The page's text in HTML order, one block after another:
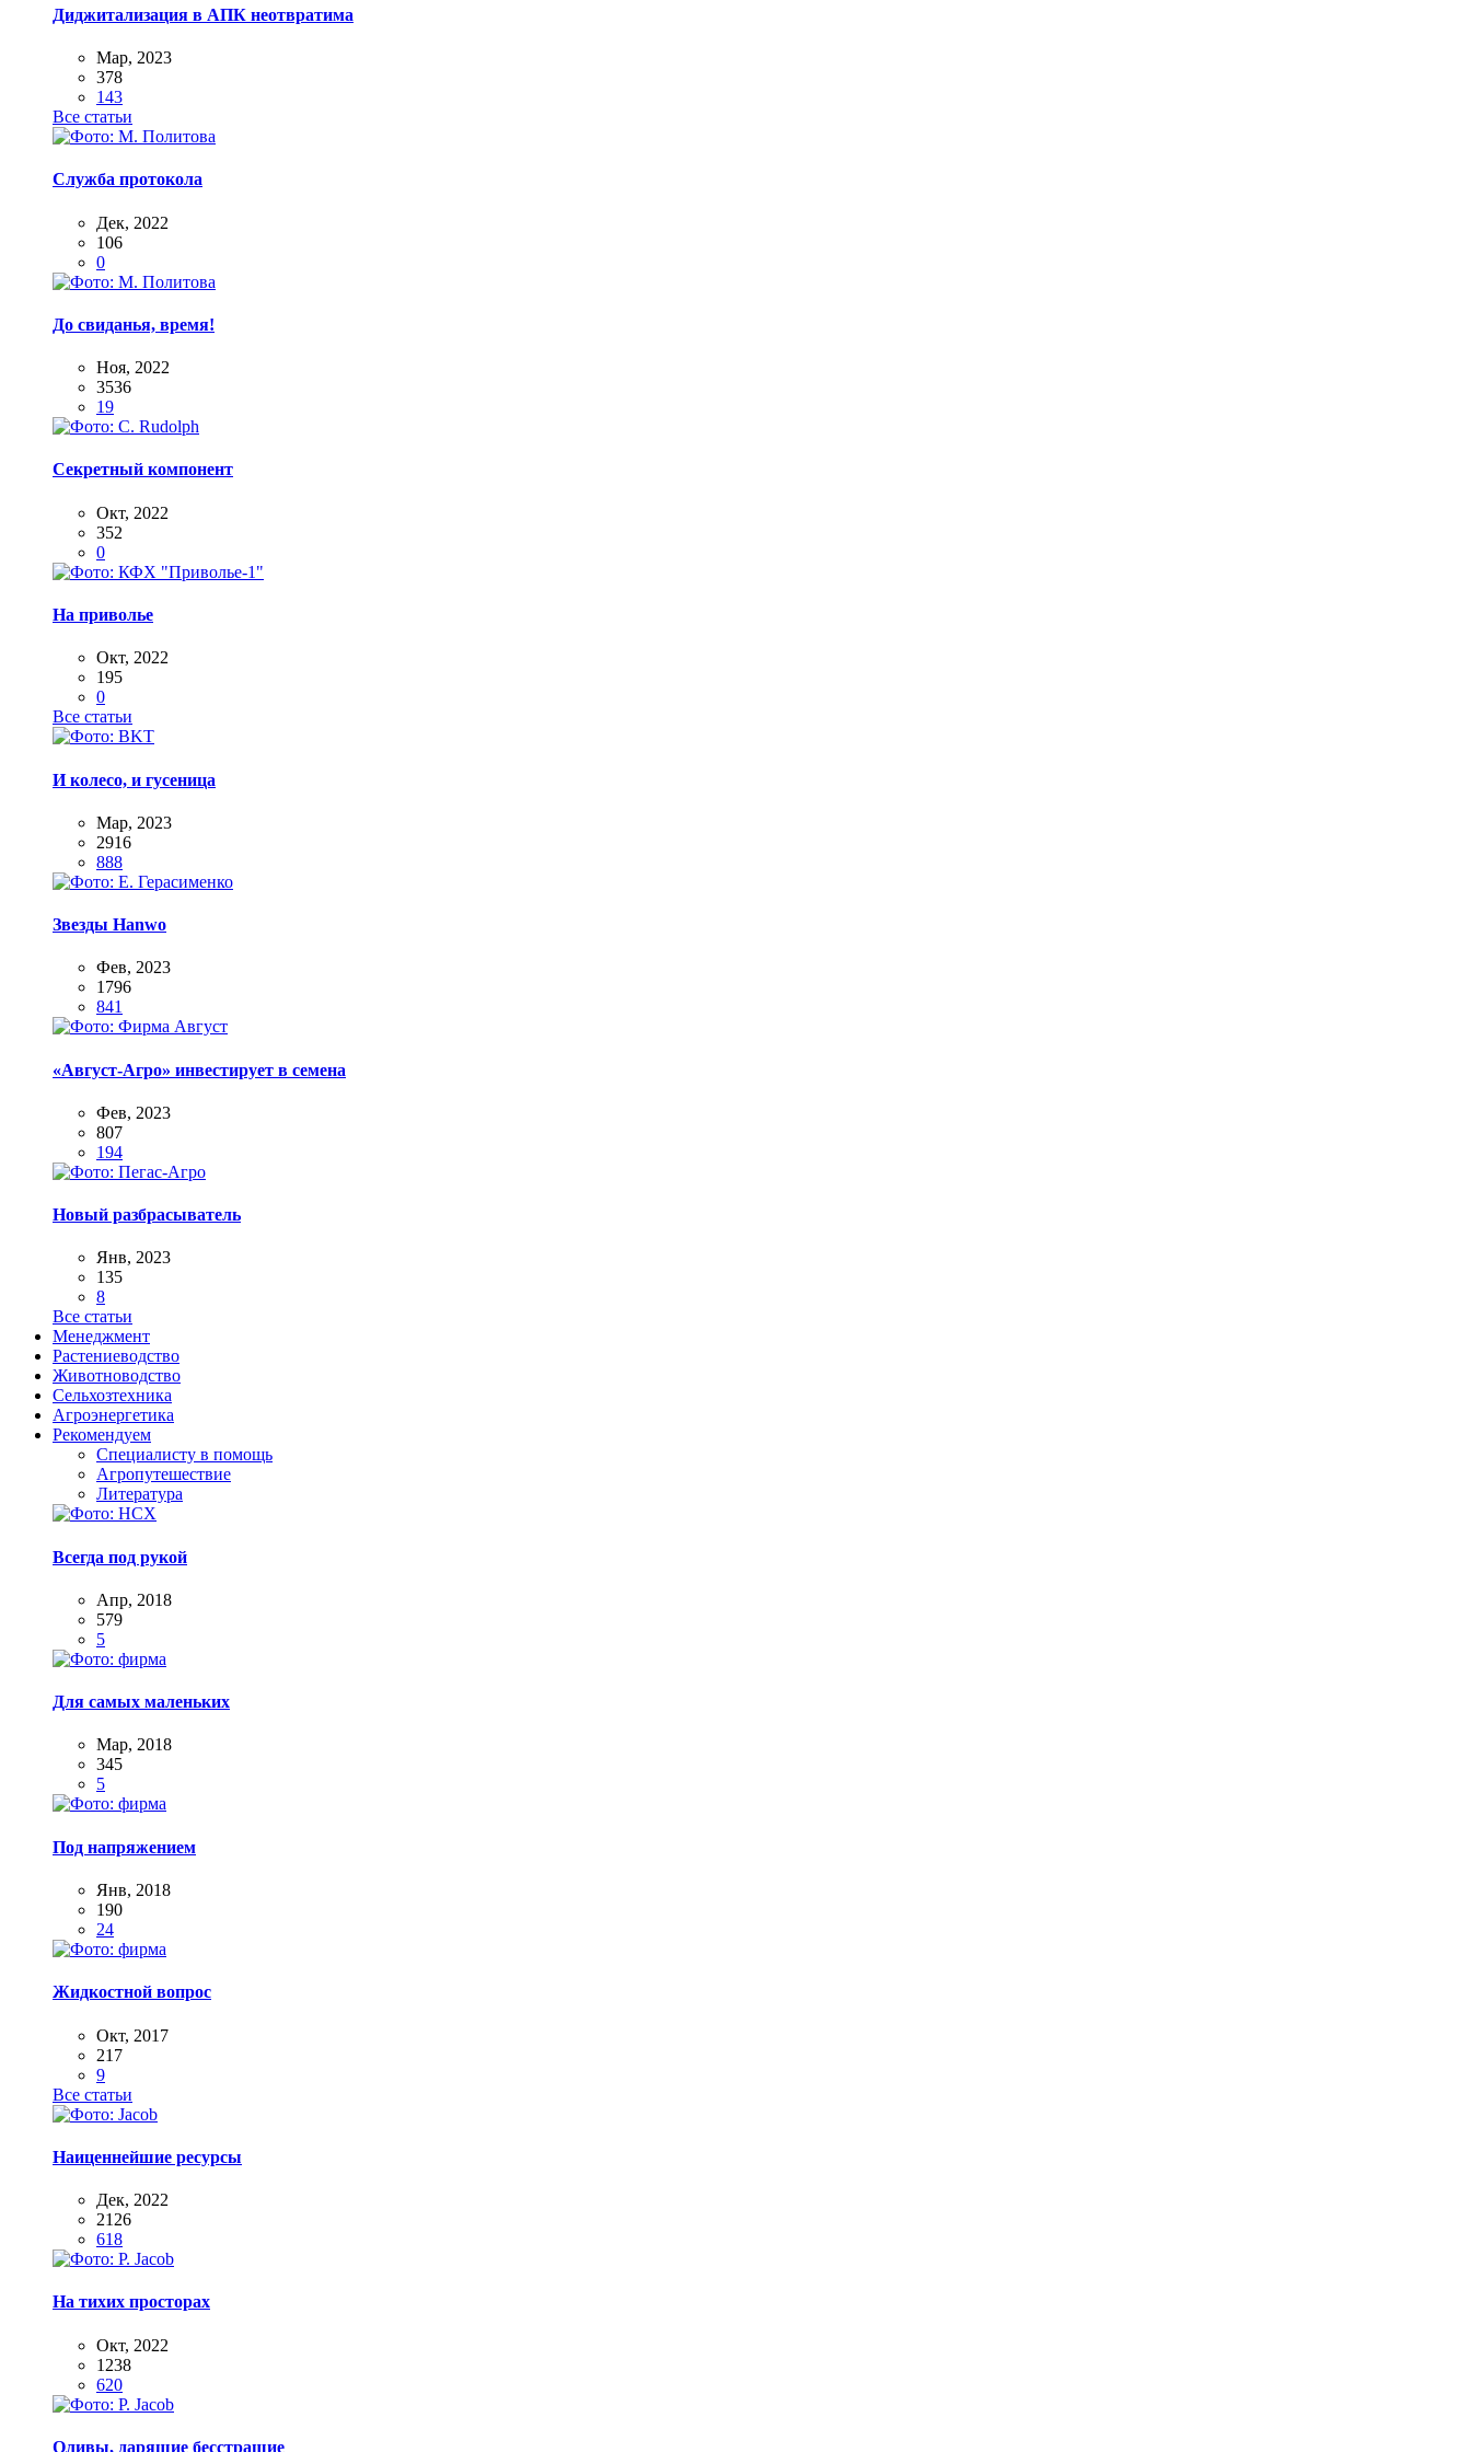
Диджитализация в АПК неотвратима
Мар, 2023
378
143
Все статьи
Служба протокола
Дек, 2022
106
0
До свиданья, время!
Ноя, 2022
3536
19
Секретный компонент
Окт, 2022
352
0
На приволье
Окт, 2022
195
0
Все статьи
И колесо, и гусеница
Мар, 2023
2916
888
Звезды Hanwo
Фев, 2023
1796
841
«Август-Агро» инвестирует в семена
Фев, 2023
807
194
Новый разбрасыватель
Янв, 2023
135
8
Все статьи
Менеджмент
Растениеводство
Животноводство
Сельхозтехника
Агроэнергетика
Рекомендуем
Специалисту в помощь
Агропутешествие
Литература
Всегда под рукой
Апр, 2018
579
5
Для самых маленьких
Мар, 2018
345
5
Под напряжением
Янв, 2018
190
24
Жидкостной вопрос
Окт, 2017
217
9
Все статьи
Наиценнейшие ресурсы
Дек, 2022
2126
618
На тихих просторах
Окт, 2022
1238
620
Оливы, дарящие бесстрашие